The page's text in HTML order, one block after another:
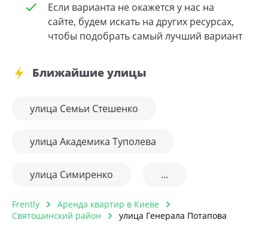
Если варианта не окажется у нас на
сайте, будем искать на других ресурсах,
чтобы подобрать самый лучший вариант
Ближайшие улицы
улица Семьи Стешенко
улица Академика Туполева
улица Симиренко ...
Frently
Аренда квартир в Киеве
Святошинский район
улица Генерала Потапова